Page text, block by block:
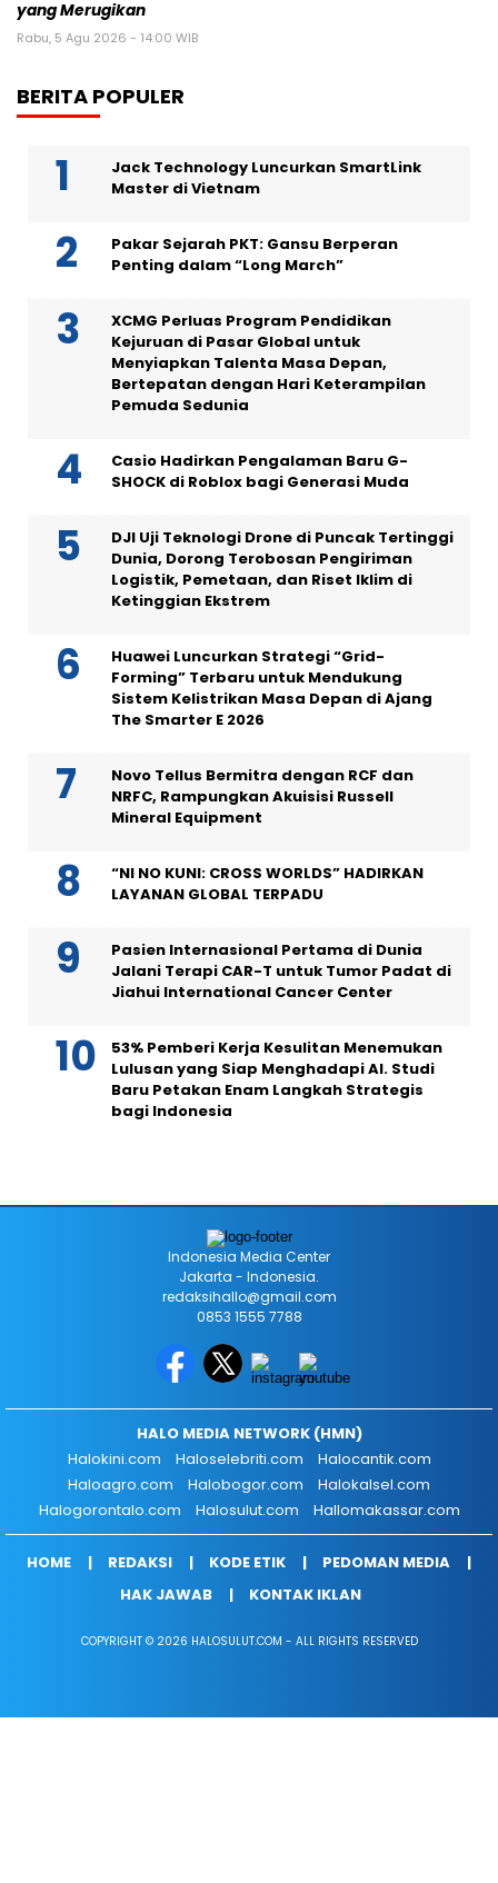
yang Merugikan
Rabu, 5 Agu 2026 - 14:00 WIB
BERITA POPULER
Jack Technology Luncurkan SmartLink
Master di Vietnam
Pakar Sejarah PKT: Gansu Berperan
Penting dalam “Long March”
XCMG Perluas Program Pendidikan
Kejuruan di Pasar Global untuk
Menyiapkan Talenta Masa Depan,
Bertepatan dengan Hari Keterampilan
Pemuda Sedunia
Casio Hadirkan Pengalaman Baru G-
SHOCK di Roblox bagi Generasi Muda
DJI Uji Teknologi Drone di Puncak Tertinggi
Dunia, Dorong Terobosan Pengiriman
Logistik, Pemetaan, dan Riset Iklim di
Ketinggian Ekstrem
Huawei Luncurkan Strategi “Grid-
Forming” Terbaru untuk Mendukung
Sistem Kelistrikan Masa Depan di Ajang
The Smarter E 2026
Novo Tellus Bermitra dengan RCF dan
NRFC, Rampungkan Akuisisi Russell
Mineral Equipment
“NI NO KUNI: CROSS WORLDS” HADIRKAN
LAYANAN GLOBAL TERPADU
Pasien Internasional Pertama di Dunia
Jalani Terapi CAR-T untuk Tumor Padat di
Jiahui International Cancer Center
53% Pemberi Kerja Kesulitan Menemukan
Lulusan yang Siap Menghadapi AI. Studi
Baru Petakan Enam Langkah Strategis
bagi Indonesia
Indonesia Media Center
Jakarta - Indonesia.
redaksihallo@gmail.com
0853 1555 7788
HALO MEDIA NETWORK (HMN)
Halokini.com
Haloselebriti.com
Halocantik.com
Haloagro.com
Halobogor.com
Halokalsel.com
Halogorontalo.com
Halosulut.com Hallomakassar.com
HOME REDAKSI KODE ETIK
PEDOMAN MEDIA
HAK JAWAB
KONTAK IKLAN
COPYRIGHT © 2026 HALOSULUT.COM - ALL RIGHTS RESERVED